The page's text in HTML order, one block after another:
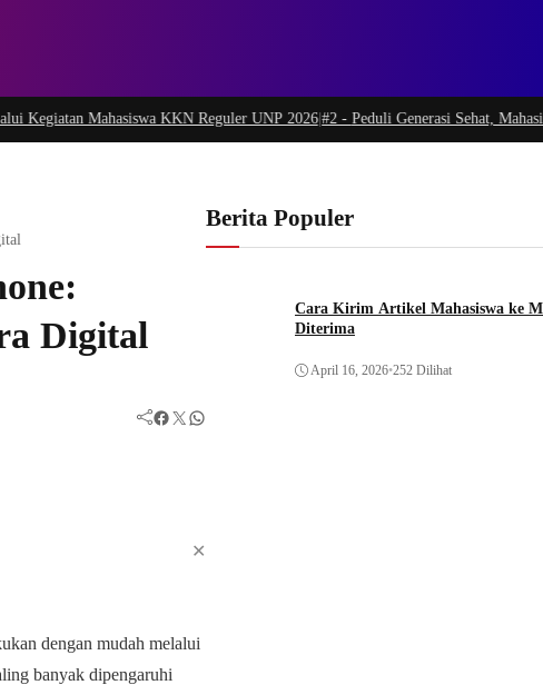
Mahasiswa KKN Reguler UNP 2026|#2 -Peduli Generasi Sehat, Mahasiswa
Digital
Facebook Twitter WhatsApp
✕
dengan mudah melalui
banyak dipengaruhi
Berita Populer
Cara Kirim Artikel Mahasiswa ke
Diterima
April 16, 2026•252 Dilihat